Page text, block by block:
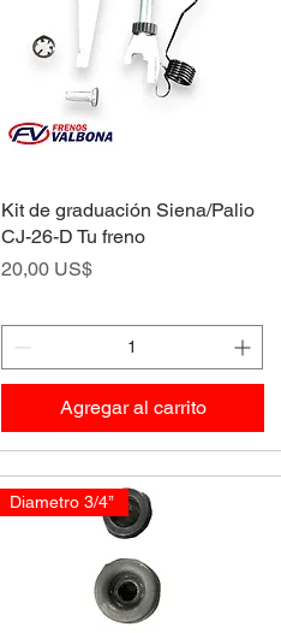
Kit de graduación Siena/Palio
CJ-26-D Tu freno
Precio
20,00 US$
Agregar al carrito
Diametro 3/4’’